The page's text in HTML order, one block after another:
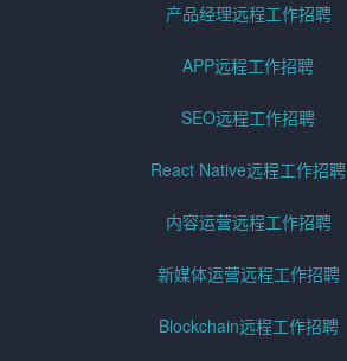
产品经理远程工作招聘
APP远程工作招聘
SEO远程工作招聘
React Native远程工作招聘
内容运营远程工作招聘
新媒体运营远程工作招聘
Blockchain远程工作招聘